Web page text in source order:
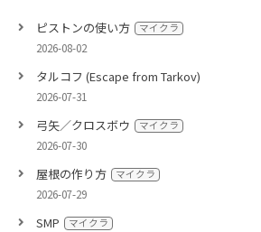
ピストンの使い方 マイクラ
2026-08-02
タルコフ (Escape from Tarkov)
2026-07-31
弓矢／クロスボウ マイクラ
2026-07-30
屋根の作り方 マイクラ
2026-07-29
SMP マイクラ